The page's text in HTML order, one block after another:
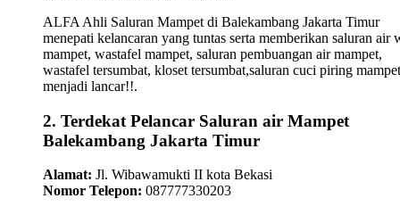
ALFA Ahli Saluran Mampet di Balekambang Jakarta Timur
menepati kelancaran yang tuntas serta memberikan saluran air
mampet, wastafel mampet, saluran pembuangan air mampet,
wastafel tersumbat, kloset tersumbat,saluran cuci piring mampet
menjadi lancar!!.
2. Terdekat Pelancar Saluran air Mampet
Balekambang Jakarta Timur
Alamat: Jl. Wibawamukti II kota Bekasi
Nomor Telepon: 087777330203